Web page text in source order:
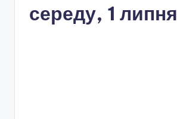
середу, 1 липня